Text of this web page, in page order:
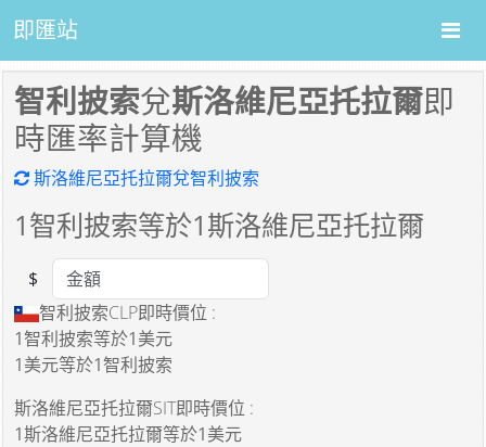
即匯站
智利披索兌斯洛維尼亞托拉爾即
時匯率計算機
斯洛維尼亞托拉爾兌智利披索
1智利披索等於1斯洛維尼亞托拉爾
Amount
$
智利披索CLP即時價位 :
1智利披索等於1美元
1美元等於1智利披索
斯洛維尼亞托拉爾SIT即時價位 :
1斯洛維尼亞托拉爾等於1美元